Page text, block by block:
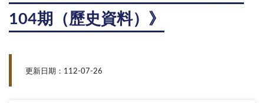
104期（歷史資料）》
更新日期：112-07-26